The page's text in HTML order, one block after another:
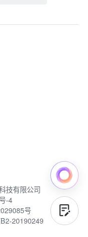
技有限公司
-4
号
20190249